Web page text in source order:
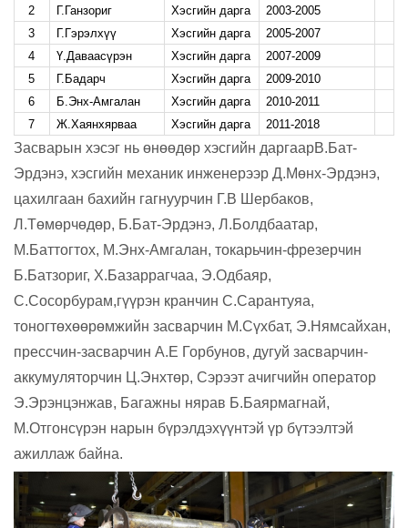
2 Г.Ганзориг Хэсгийн дарга
2003-2005
3
Г.Гэрэлхүү Хэсгийн дарга
2005-2007
4
Ү.Даваасүрэн Хэсгийн дарга
2007-2009
5
Г.Бадарч Хэсгийн дарга
2009-2010
6
Б.Энх-Амгалан Хэсгийн дарга
2010-2011
7
Ж.Хаянхярваа Хэсгийн дарга 2011-2018
Засварын хэсэг нь өнөөдөр хэсгийн даргаарВ.Бат-
Эрдэнэ, хэсгийн механик инженерээр Д.Мөнх-Эрдэнэ,
цахилгаан бахийн гагнуурчин Г.В Шербаков,
Л.Төмөрчөдөр, Б.Бат-Эрдэнэ, Л.Болдбаатар,
М.Баттогтох, М.Энх-Амгалан, токарьчин-фрезерчин
Б.Батзориг, Х.Базаррагчаа, Э.Одбаяр,
С.Сосорбурам,гүүрэн кранчин С.Сарантуяа,
тоногтөхөөрөмжийн засварчин М.Сүхбат, Э.Нямсайхан,
прессчин-засварчин А.Е Горбунов, дугуй засварчин-
аккумуляторчин Ц.Энхтөр, Сэрээт ачигчийн оператор
Э.Эрэнцэнжав, Багажны нярав Б.Баярмагнай,
М.Отгонсүрэн нарын бүрэлдэхүүнтэй үр бүтээлтэй
ажиллаж байна.